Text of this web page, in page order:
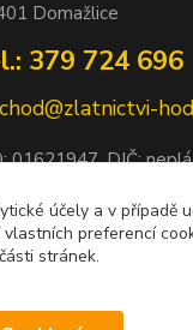
Domažlice
379 724 696
01621947, DIČ:
spojení:
účely a v případě
preferencí
stránek.